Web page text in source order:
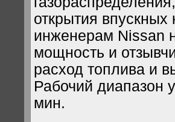
открытия
инженерам Nissan
мощность и
расход топлива и
Рабочий диапазон
мин.